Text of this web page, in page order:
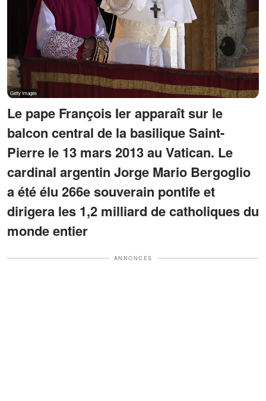
Le pape François Ier apparaît sur le
balcon central de la basilique Saint-
Pierre le 13 mars 2013 au Vatican. Le
cardinal argentin Jorge Mario Bergoglio
a été élu 266e souverain pontife et
dirigera les 1,2 milliard de catholiques du
monde entier
ANNONCES